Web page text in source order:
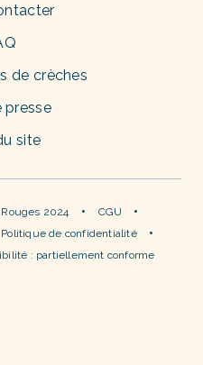
de crèches
presse
site
2024
CGU
Politique de confidentialité
: partiellement conforme